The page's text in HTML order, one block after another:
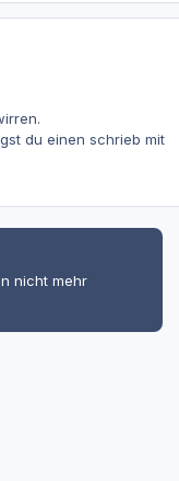
du einen schrieb mit
nicht mehr